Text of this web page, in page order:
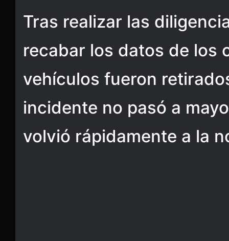
Tras realizar las
recabar los datos de los
vehículos fueron
incidente no pasó a
volvió rápidamente a la